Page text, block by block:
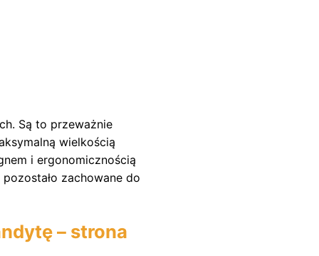
Są to przeważnie
wielkością
i ergonomicznością
zachowane do
– strona